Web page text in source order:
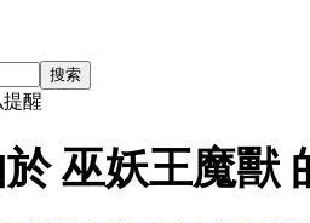
搜索
提醒
巫妖王魔獸